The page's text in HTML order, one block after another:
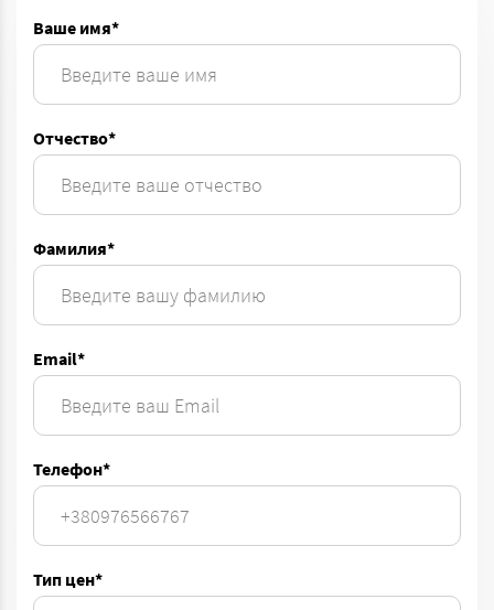
Ваше имя*
Отчество*
Фамилия*
Email*
Телефон*
Тип цен*